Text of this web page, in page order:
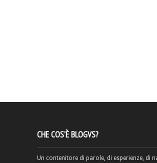
CHE COS’È BLOGVS?
Un contenitore di parole, di esperienze, di